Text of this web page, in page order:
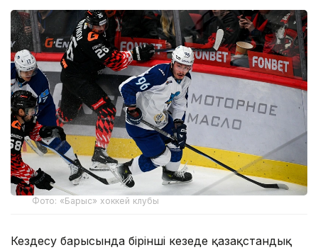
Фото: «Барыс» хоккей клубы
Кездесу барысында бірінші кезеңде қазақстандық